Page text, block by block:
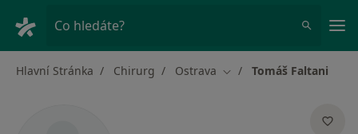
Co hledáte?
Hlavní Stránka Chirurg Ostrava Změna města
Tomáš Faltani